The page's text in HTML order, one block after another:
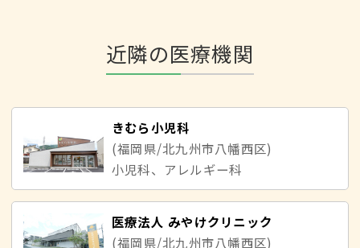
近隣の医療機関
きむら小児科
(福岡県/北九州市八幡西区)
小児科、アレルギー科
医療法人 みやけクリニック
(福岡県/北九州市八幡西区)